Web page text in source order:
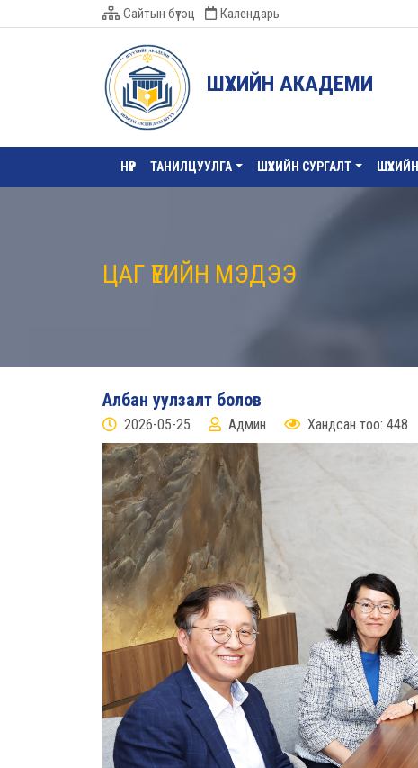
Сайтын бүтэц Календарь
ШҮҮХИЙН АКАДЕМИ
НҮҮР ТАНИЛЦУУЛГА ШҮҮХИЙН СУРГАЛТ
ЦАГ ҮЕИЙН МЭДЭЭ
Албан уулзалт болов
2026-05-25 Админ Хандсан тоо: 448